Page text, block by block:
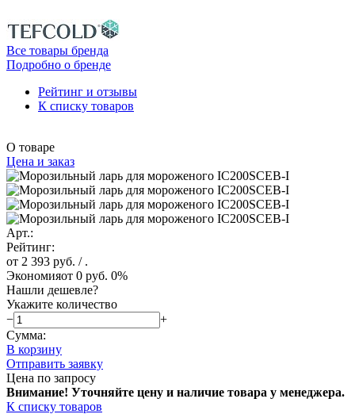
Все товары бренда
Подробно о бренде
Рейтинг и отзывы
К списку товаров
О товаре
Цена и заказ
Арт.:
Рейтинг:
от 2 393 руб. / .
Экономияот 0 руб. 0%
Нашли дешевле?
Укажите количество
−
+
Сумма:
В корзину
Отправить заявку
Цена по запросу
Внимание! Уточняйте цену и наличие товара у менеджера.
К списку товаров